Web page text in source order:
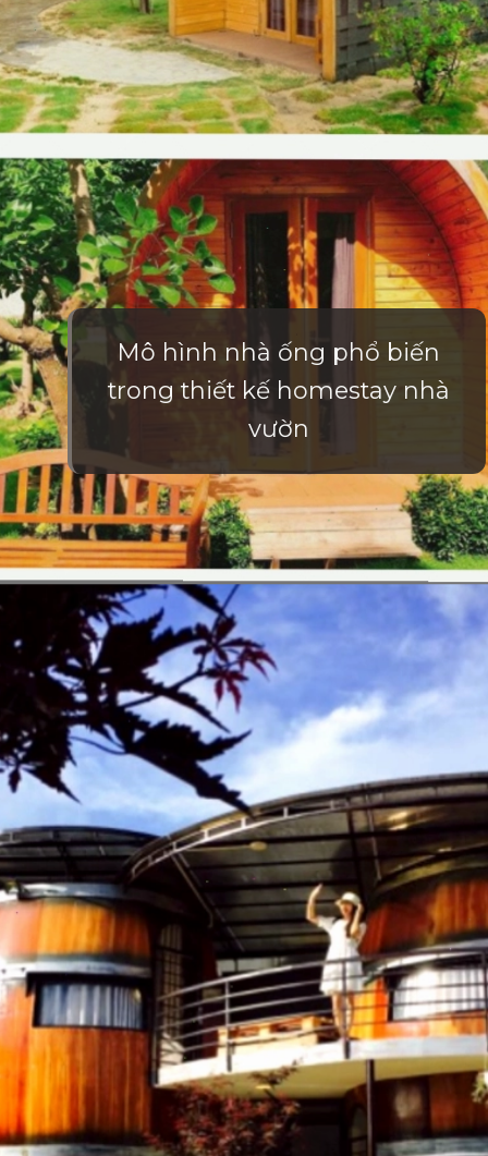
Mô hình nhà ống phổ biến
trong thiết kế homestay nhà
vườn
Đang mở https://vietnamxua.edu.vn/thiet-ke-homestay-nha-vuon